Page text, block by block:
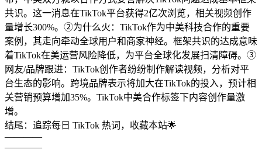
共识。这一消息在TikTok平台获得2亿次浏览，相关视频创作
量增长300%。②为什么火：TikTok作为中美科技合作的重要
案例，其走向牵动全球用户和商家神经。框架共识的达成意味
着TikTok在美运营风险降低，为平台全球化发展扫清障碍。③
网友/品牌跟进：TikTok创作者纷纷制作解读视频，分析对平
台生态的影响。跨境品牌表示将加大在TikTok的投入，预计相
关营销预算增加35%。TikTok中美合作标签下内容创作量激
增。
结尾：追踪每日 TikTok 热词，收藏本站🌟
————
————